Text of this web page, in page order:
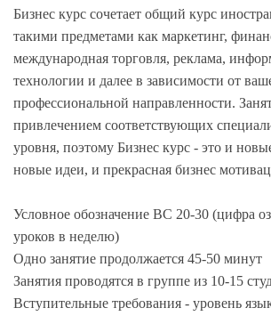
Бизнес курс сочетает общий курс
такими предметами как маркетинг,
международная торговля, реклама,
технологии и далее в зависимости от
профессиональной направленности.
привлечением соответствующих
уровня, поэтому Бизнес курс - это и
новые идеи, и прекрасная бизнес
Условное обозначение BC 20-30 (цифра
уроков в неделю)
Одно занятие продолжается 45-50 минут
Занятия проводятся в группе из 10-15
Вступительные требования - уровень